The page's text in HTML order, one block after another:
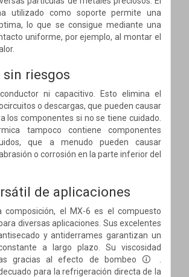
utilizado como soporte permite una
lo que se consigue mediante una
uniforme, por ejemplo, al montar el
riesgos
ni capacitivo. Esto elimina el
o descargas, que pueden causar
los componentes si no se tiene cuidado.
tampoco contiene componentes
que a menudo pueden causar
o corrosión en la parte inferior del
de aplicaciones
composición, el MX-6 es el compuesto
diversas aplicaciones. Sus excelentes
y antiderrames garantizan un
a largo plazo. Su viscosidad
gracias al efecto de bombeo 🛈 .
para la refrigeración directa de la